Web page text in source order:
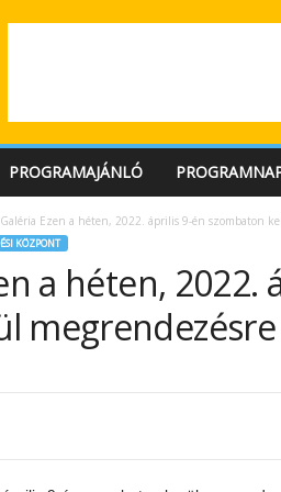
PROGRAMAJÁNLÓ
Galéria Ezen a héten, 2022. április 9-én szombaton
KÖZPONT
a héten, 2022.